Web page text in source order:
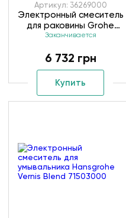
Артикул: 36269000
Электронный смеситель
для раковины Grohe
Euroeco Cosmopolitan E
Заканчивается
6 732 грн
Купить